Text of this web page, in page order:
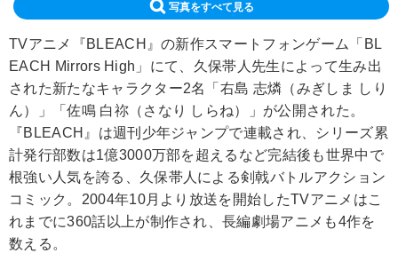
写真をすべて見る
TVアニメ『BLEACH』の新作スマートフォンゲーム「BL
EACH Mirrors High」にて、久保帯人先生によって生み出
された新たなキャラクター2名「右島 志燐（みぎしま しり
ん）」「佐鳴 白祢（さなり しらね）」が公開された。
『BLEACH』は週刊少年ジャンプで連載され、シリーズ累
計発行部数は1億3000万部を超えるなど完結後も世界中で
根強い人気を誇る、久保帯人による剣戟バトルアクション
コミック。2004年10月より放送を開始したTVアニメはこ
れまでに360話以上が制作され、長編劇場アニメも4作を
数える。